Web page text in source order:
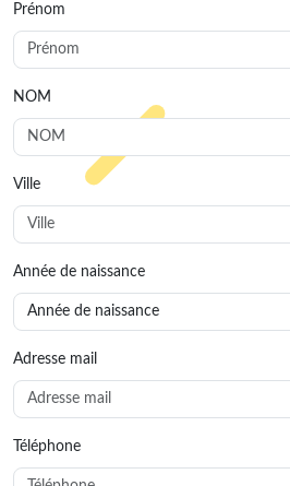
Prénom
NOM
Ville
Année de naissance
Adresse mail
Téléphone